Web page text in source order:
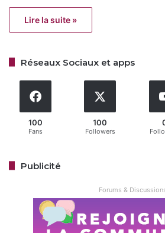
Lire la suite »
Réseaux Sociaux et apps
100
Fans
100
Followers
Publicité
Forums &